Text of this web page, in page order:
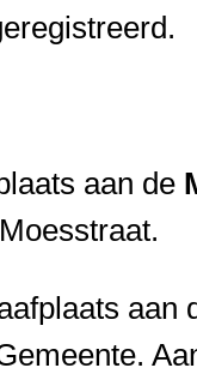
aan de
aan